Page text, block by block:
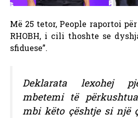
Më 25 tetor, People raportoi
RHOBH, i cili thoshte se
sfiduese”.
Deklarata lexohej
mbetemi të
mbi këto çështje si një